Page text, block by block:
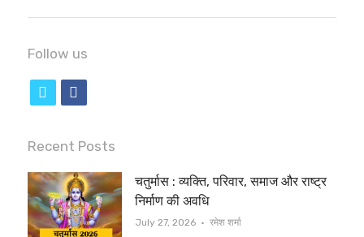
Follow us
i
t
t
e
c
e
b
o
Recent Posts
चतुर्मास : व्यक्ति, परिवार, समाज और राष्ट्र
निर्माण की अवधि
July 27, 2026 Author
रमेश शर्मा